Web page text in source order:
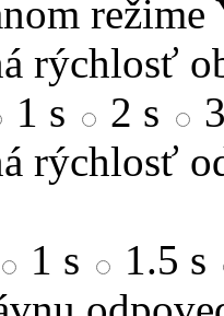
režime
rýchlosť
1 s 2 s
rýchlosť
1 s
1.5 s